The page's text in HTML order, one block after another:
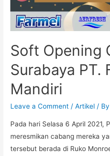
Soft Opening
Surabaya PT.
Mandiri
Leave a Comment /Artikel /
Pada hari Selasa 6 April 2021,
meresmikan cabang mereka
tersebut berada di Ruko